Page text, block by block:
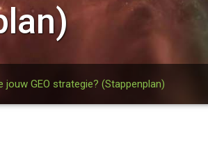
jouw GEO strategie? (Stappenplan)